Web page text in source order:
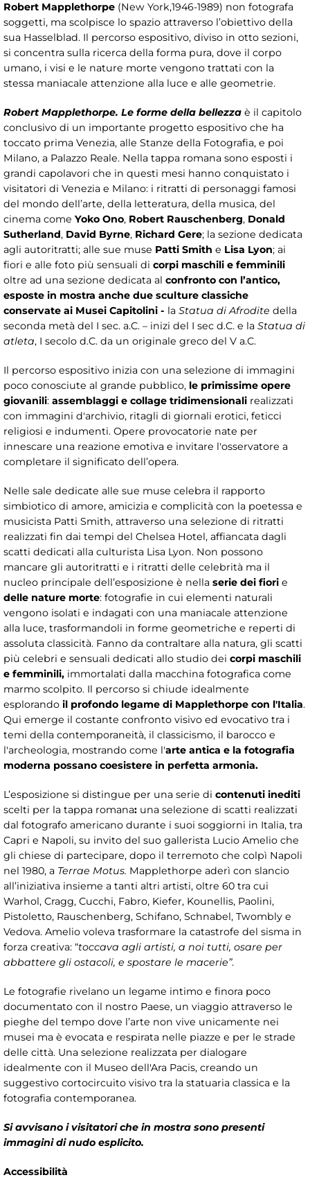
Robert Mapplethorpe (New York,1946-1989) non fotografa
soggetti, ma scolpisce lo spazio attraverso l’obiettivo della
sua Hasselblad. Il percorso espositivo, diviso in otto sezioni,
si concentra sulla ricerca della forma pura, dove il corpo
umano, i visi e le nature morte vengono trattati con la
stessa maniacale attenzione alla luce e alle geometrie.
Robert Mapplethorpe. Le forme della bellezza è il capitolo
conclusivo di un importante progetto espositivo che ha
toccato prima Venezia, alle Stanze della Fotografia, e poi
Milano, a Palazzo Reale. Nella tappa romana sono esposti i
grandi capolavori che in questi mesi hanno conquistato i
visitatori di Venezia e Milano: i ritratti di personaggi famosi
del mondo dell’arte, della letteratura, della musica, del
cinema come Yoko Ono, Robert Rauschenberg, Donald
Sutherland, David Byrne, Richard Gere; la sezione dedicata
agli autoritratti; alle sue muse Patti Smith e Lisa Lyon; ai
fiori e alle foto più sensuali di corpi maschili e femminili
oltre ad una sezione dedicata al confronto con l’antico,
esposte in mostra anche due sculture classiche
conservate ai Musei Capitolini - la Statua di Afrodite della
seconda metà del I sec. a.C. – inizi del I sec d.C. e la Statua di
atleta, I secolo d.C. da un originale greco del V a.C.
Il percorso espositivo inizia con una selezione di immagini
poco conosciute al grande pubblico, le primissime opere
giovanili: assemblaggi e collage tridimensionali realizzati
con immagini d'archivio, ritagli di giornali erotici, feticci
religiosi e indumenti. Opere provocatorie nate per
innescare una reazione emotiva e invitare l'osservatore a
completare il significato dell’opera.
Nelle sale dedicate alle sue muse celebra il rapporto
simbiotico di amore, amicizia e complicità con la poetessa e
musicista Patti Smith, attraverso una selezione di ritratti
realizzati fin dai tempi del Chelsea Hotel, affiancata dagli
scatti dedicati alla culturista Lisa Lyon. Non possono
mancare gli autoritratti e i ritratti delle celebrità ma il
nucleo principale dell’esposizione è nella serie dei fiori e
delle nature morte: fotografie in cui elementi naturali
vengono isolati e indagati con una maniacale attenzione
alla luce, trasformandoli in forme geometriche e reperti di
assoluta classicità. Fanno da contraltare alla natura, gli scatti
più celebri e sensuali dedicati allo studio dei corpi maschili
e femminili, immortalati dalla macchina fotografica come
marmo scolpito. Il percorso si chiude idealmente
esplorando il profondo legame di Mapplethorpe con l'Italia.
Qui emerge il costante confronto visivo ed evocativo tra i
temi della contemporaneità, il classicismo, il barocco e
l'archeologia, mostrando come l'arte antica e la fotografia
moderna possano coesistere in perfetta armonia.
L’esposizione si distingue per una serie di contenuti inediti
scelti per la tappa romana: una selezione di scatti realizzati
dal fotografo americano durante i suoi soggiorni in Italia, tra
Capri e Napoli, su invito del suo gallerista Lucio Amelio che
gli chiese di partecipare, dopo il terremoto che colpì Napoli
nel 1980, a Terrae Motus. Mapplethorpe aderì con slancio
all’iniziativa insieme a tanti altri artisti, oltre 60 tra cui
Warhol, Cragg, Cucchi, Fabro, Kiefer, Kounellis, Paolini,
Pistoletto, Rauschenberg, Schifano, Schnabel, Twombly e
Vedova. Amelio voleva trasformare la catastrofe del sisma in
forza creativa: “toccava agli artisti, a noi tutti, osare per
abbattere gli ostacoli, e spostare le macerie”.
Le fotografie rivelano un legame intimo e finora poco
documentato con il nostro Paese, un viaggio attraverso le
pieghe del tempo dove l’arte non vive unicamente nei
musei ma è evocata e respirata nelle piazze e per le strade
delle città. Una selezione realizzata per dialogare
idealmente con il Museo dell'Ara Pacis, creando un
suggestivo cortocircuito visivo tra la statuaria classica e la
fotografia contemporanea.
Si avvisano i visitatori che in mostra sono presenti
immagini di nudo esplicito.
Accessibilità